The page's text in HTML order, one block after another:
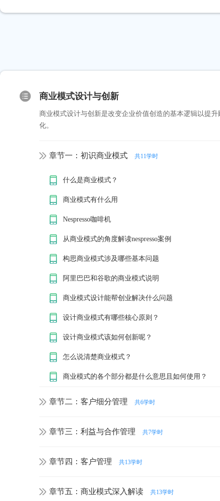
商业模式设计与创新
商业模式设计与创新是改变企业价值创造的基本逻辑以提
化。
章节一：初识商业模式 共11学时
什么是商业模式？
商业模式有什么用
Nespresso咖啡机
从商业模式的角度解读nespresso案例
构思商业模式涉及哪些基本问题
阿里巴巴和谷歌的商业模式说明
商业模式设计能帮创业解决什么问题
设计商业模式有哪些核心原则？
设计商业模式该如何创新呢？
怎么说清楚商业模式？
商业模式的各个部分都是什么意思且如何使用？
章节二：客户细分管理 共6学时
章节三：利益与合作管理 共7学时
章节四：客户管理 共13学时
章节五：商业模式深入解读 共13学时